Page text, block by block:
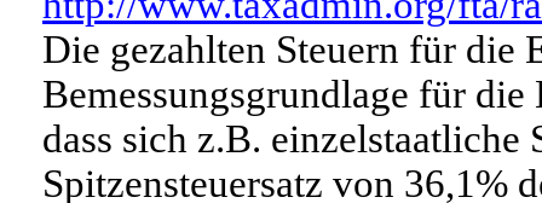
Die gezahlten Steuern für die
Bemessungsgrundlage für die
dass sich z.B.
Spitzensteuersatz von 36,1%